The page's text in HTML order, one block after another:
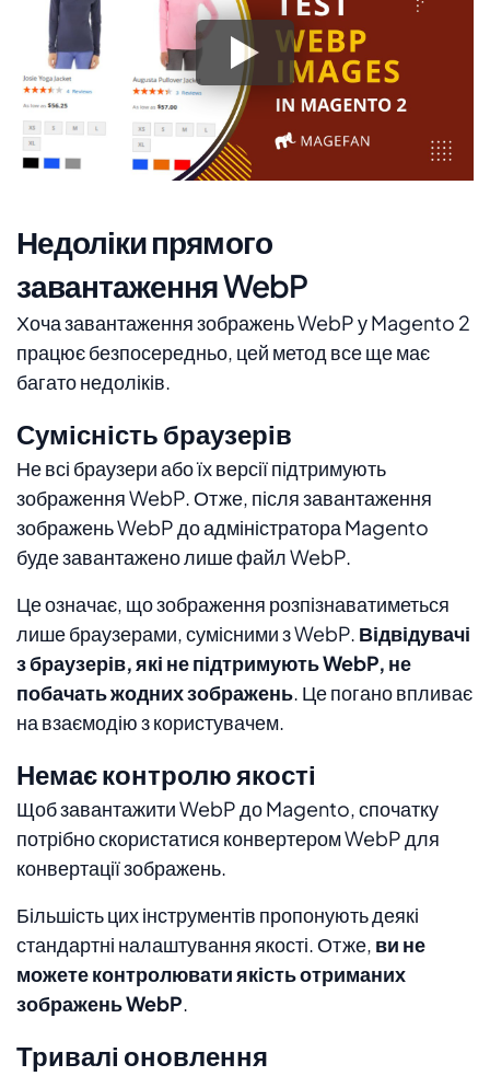
Недоліки прямого
завантаження WebP
Хоча завантаження зображень WebP у Magento 2
працює безпосередньо, цей метод все ще має
багато недоліків.
Сумісність браузерів
Не всі браузери або їх версії підтримують
зображення WebP. Отже, після завантаження
зображень WebP до адміністратора Magento
буде завантажено лише файл WebP.
Це означає, що зображення розпізнаватиметься
лише браузерами, сумісними з WebP. Відвідувачі
з браузерів, які не підтримують WebP, не
побачать жодних зображень. Це погано впливає
на взаємодію з користувачем.
Немає контролю якості
Щоб завантажити WebP до Magento, спочатку
потрібно скористатися конвертером WebP для
конвертації зображень.
Більшість цих інструментів пропонують деякі
стандартні налаштування якості. Отже, ви не
можете контролювати якість отриманих
зображень WebP.
Тривалі оновлення